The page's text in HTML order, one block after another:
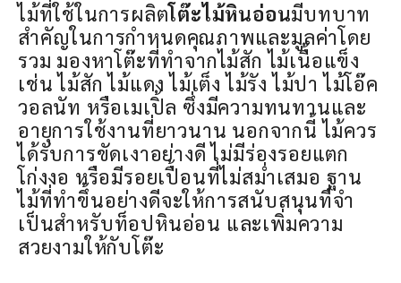
ไม้ที่ใช้ในการผลิตโต๊ะไม้หินอ่อนมีบทบาท
สำคัญในการกำหนดคุณภาพและมูลค่าโดย
รวม มองหาโต๊ะที่ทำจากไม้สัก ไม้เนื้อแข็ง
เช่น ไม้สัก ไม้แดง ไม้เต็ง ไม้รัง ไม้ปา ไม้โอ๊ค
วอลนัท หรือเมเปิ้ล ซึ่งมีความทนทานและ
อายุการใช้งานที่ยาวนาน นอกจากนี้ ไม้ควร
ได้รับการขัดเงาอย่างดี ไม่มีร่องรอยแตก
โก่งงอ หรือมีรอยเปื้อนที่ไม่สม่ำเสมอ ฐาน
ไม้ที่ทำขึ้นอย่างดีจะให้การสนับสนุนที่จำ
เป็นสำหรับท็อปหินอ่อน และเพิ่มความ
สวยงามให้กับโต๊ะ